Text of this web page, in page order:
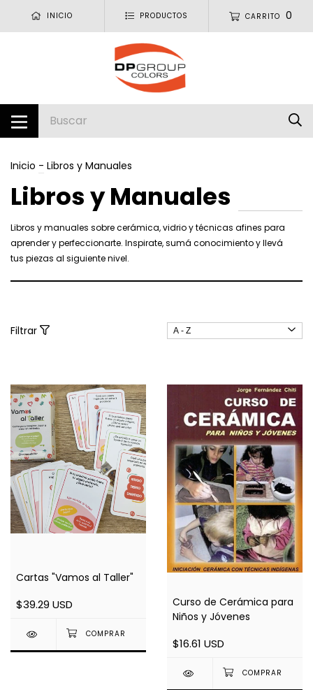
INICIO PRODUCTOS CARRITO 0
Inicio - Libros y Manuales
Libros y Manuales
Libros y manuales sobre cerámica, vidrio y técnicas afines para
aprender y perfeccionarte. Inspirate, sumá conocimiento y llevá
tus piezas al siguiente nivel.
Filtrar
Cartas "Vamos al Taller"
$39.29 USD
Curso de Cerámica para
Niños y Jóvenes
$16.61 USD